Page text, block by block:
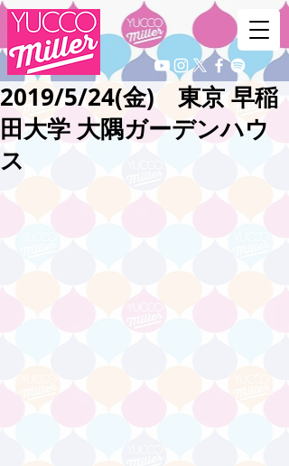
2019/5/24(金) 東京 早稲
田大学 大隅ガーデンハウ
ス